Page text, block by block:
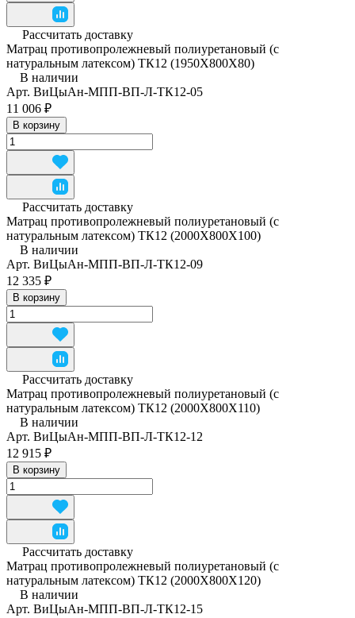
Рассчитать доставку
Матрац противопролежневый полиуретановый (с
натуральным латексом) ТК12 (1950Х800Х80)
В наличии
Арт. ВиЦыАн-МПП-ВП-Л-ТК12-05
11 006 ₽
В корзину
Рассчитать доставку
Матрац противопролежневый полиуретановый (с
натуральным латексом) ТК12 (2000Х800Х100)
В наличии
Арт. ВиЦыАн-МПП-ВП-Л-ТК12-09
12 335 ₽
В корзину
Рассчитать доставку
Матрац противопролежневый полиуретановый (с
натуральным латексом) ТК12 (2000Х800Х110)
В наличии
Арт. ВиЦыАн-МПП-ВП-Л-ТК12-12
12 915 ₽
В корзину
Рассчитать доставку
Матрац противопролежневый полиуретановый (с
натуральным латексом) ТК12 (2000Х800Х120)
В наличии
Арт. ВиЦыАн-МПП-ВП-Л-ТК12-15